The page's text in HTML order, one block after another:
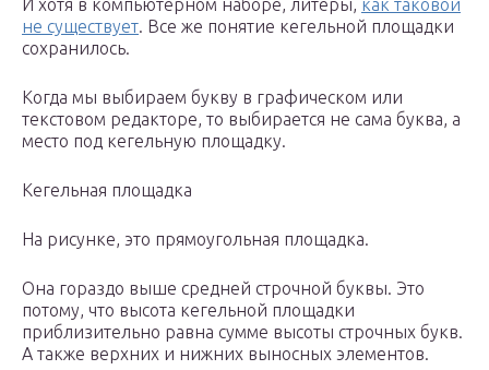
И хотя в компьютерном наборе, литеры, как таковой
не существует. Все же понятие кегельной площадки
сохранилось.
Когда мы выбираем букву в графическом или
текстовом редакторе, то выбирается не сама буква, а
место под кегельную площадку.
Кегельная площадка
На рисунке, это прямоугольная площадка.
Она гораздо выше средней строчной буквы. Это
потому, что высота кегельной площадки
приблизительно равна сумме высоты строчных букв.
А также верхних и нижних выносных элементов.